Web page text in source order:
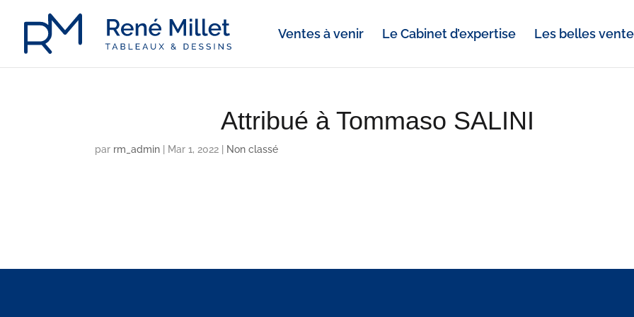
Ventes à venir Le Cabinet d’expertise Les belles
Attribué à Tommaso SALINI
par rm_admin Mar 1, 2022 Non classé